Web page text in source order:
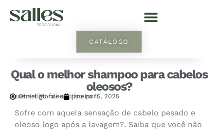
CATÁLOGO
Qual o melhor shampoo para cabelos
oleosos?
Esse artigo foi escrito por:
Otniel Morales janeiro 15, 2025
Sofre com aquela sensação de cabelo pesado e
oleoso logo após a lavagem?. Saiba que você não